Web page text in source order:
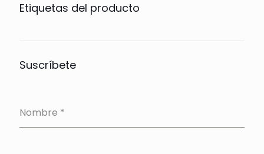
Etiquetas del producto
Suscríbete
Nombre *